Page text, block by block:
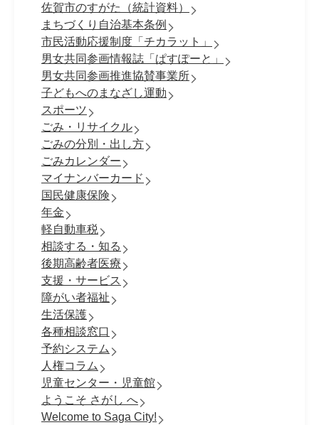
佐賀市のすがた（統計資料）
まちづくり自治基本条例
市民活動応援制度「チカラット」
男女共同参画情報誌「ぱすぽーと」
男女共同参画推進協賛事業所
子どもへのまなざし運動
スポーツ
ごみ・リサイクル
ごみの分別・出し方
ごみカレンダー
マイナンバーカード
国民健康保険
年金
軽自動車税
相談する・知る
後期高齢者医療
支援・サービス
障がい者福祉
生活保護
各種相談窓口
予約システム
人権コラム
児童センター・児童館
ようこそ さがし へ
Welcome to Saga City!